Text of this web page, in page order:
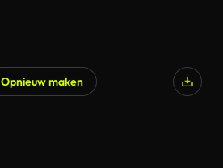
Opnieuw maken